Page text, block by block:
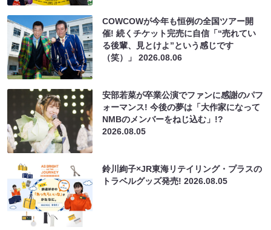
COWCOWが今年も恒例の全国ツアー開
催! 続くチケット完売に自信「“売れてい
る後輩、見とけよ”という感じです
（笑）」2026.08.06
安部若菜が卒業公演でファンに感謝のパフ
ォーマンス! 今後の夢は「大作家になって
NMBのメンバーをねじ込む」!?
2026.08.05
鈴川絢子×JR東海リテイリング・プラスの
トラベルグッズ発売!2026.08.05